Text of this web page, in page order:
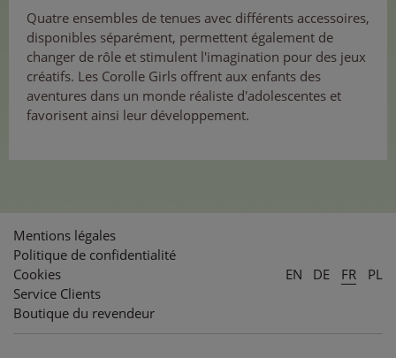
Quatre ensembles de tenues avec différents accessoires,
disponibles séparément, permettent également de
changer de rôle et stimulent l'imagination pour des jeux
créatifs. Les Corolle Girls offrent aux enfants des
aventures dans un monde réaliste d'adolescentes et
favorisent ainsi leur développement.
Mentions légales
Politique de confidentialité
Cookies
Service Clients
Boutique du revendeur
EN DE FR PL